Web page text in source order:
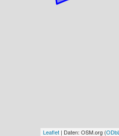
Leaflet | Daten: OSM.org (ODbL